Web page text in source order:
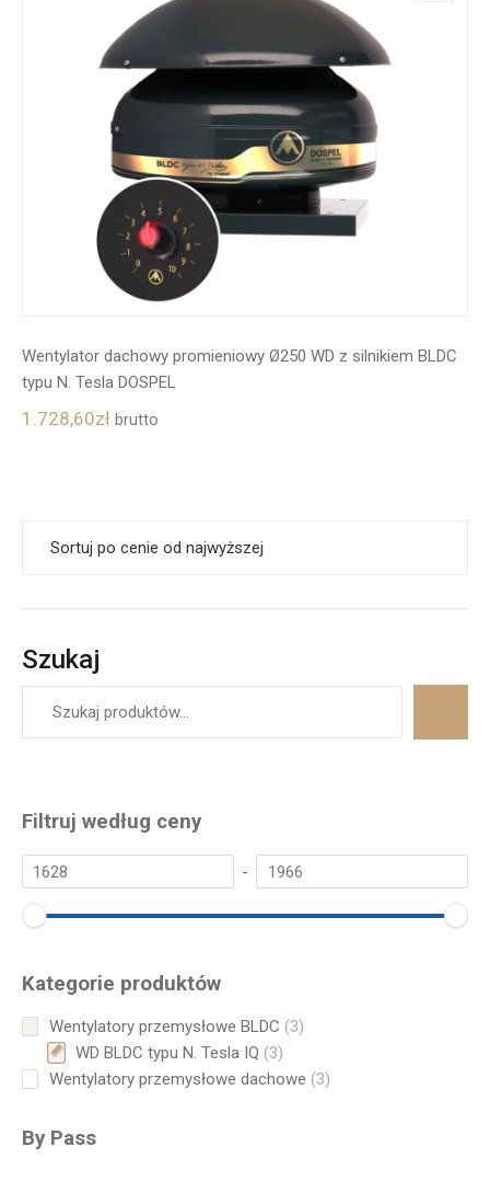
Szukaj
Filtruj według ceny
-
Kategorie produktów
Wentylatory przemysłowe BLDC 33
WD BLDC typu N. Tesla IQ 33
products
Wentylatory przemysłowe dachowe 33
By Pass
Wentylator dachowy promieniowy Ø250 WD z silnikiem BLDC
typu N. Tesla DOSPEL
1.728,60zł brutto